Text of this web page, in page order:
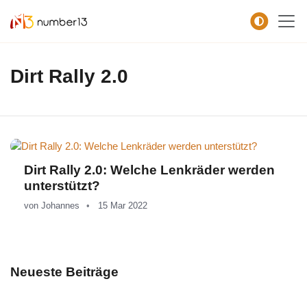
Dirt Rally 2.0
Dirt Rally 2.0: Welche Lenkräder werden
unterstützt?
von Johannes 15 Mar 2022
Neueste Beiträge